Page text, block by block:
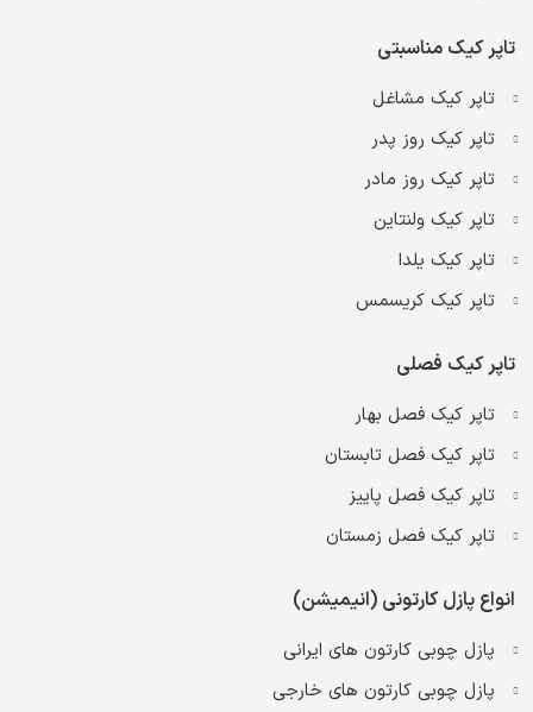
تاپر کیک مناسبتی
تاپر کیک مشاغل
تاپر کیک روز پدر
تاپر کیک روز مادر
تاپر کیک ولنتاین
تاپر کیک یلدا
تاپر کیک کریسمس
تاپر کیک فصلی
تاپر کیک فصل بهار
تاپر کیک فصل تابستان
تاپر کیک فصل پاییز
تاپر کیک فصل زمستان
انواع پازل کارتونی (انیمیشن)
پازل چوبی کارتون های ایرانی
پازل چوبی کارتون های خارجی